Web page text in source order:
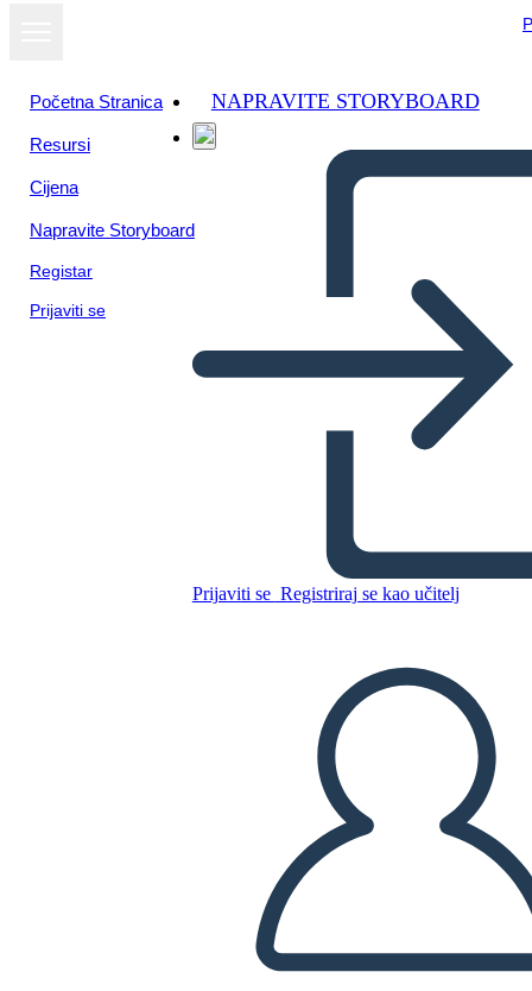
Početna Stranica
Resursi
Cijena
Napravite Storyboard
Registar
Prijaviti se
NAPRAVITE STORYBOARD
Prijaviti se Registriraj se kao učitelj
Novi Stvori predložak oznake
Kopirajte ovaj Storyboard
IZRADITE PLOČU SCENARIJA
REPRODUCIRAJ DIJAPROJEKCIJU
ČITAJ MI